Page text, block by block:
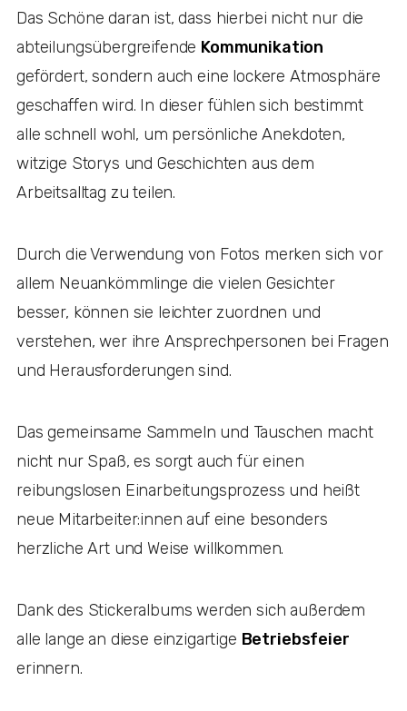
Das Schöne daran ist, dass hierbei nicht nur die
abteilungsübergreifende Kommunikation
gefördert, sondern auch eine lockere Atmosphäre
geschaffen wird. In dieser fühlen sich bestimmt
alle schnell wohl, um persönliche Anekdoten,
witzige Storys und Geschichten aus dem
Arbeitsalltag zu teilen.
Durch die Verwendung von Fotos merken sich vor
allem Neuankömmlinge die vielen Gesichter
besser, können sie leichter zuordnen und
verstehen, wer ihre Ansprechpersonen bei Fragen
und Herausforderungen sind.
Das gemeinsame Sammeln und Tauschen macht
nicht nur Spaß, es sorgt auch für einen
reibungslosen Einarbeitungsprozess und heißt
neue Mitarbeiter:innen auf eine besonders
herzliche Art und Weise willkommen.
Dank des Stickeralbums werden sich außerdem
alle lange an diese einzigartige Betriebsfeier
erinnern.